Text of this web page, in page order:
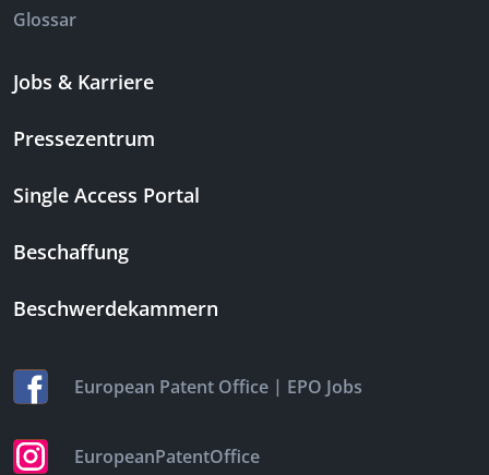
Glossar
Jobs & Karriere
Pressezentrum
Single Access Portal
Beschaffung
Beschwerdekammern
European Patent Office | EPO Jobs
EuropeanPatentOffice